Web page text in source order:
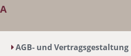
A
AGB- und Vertragsgestaltung